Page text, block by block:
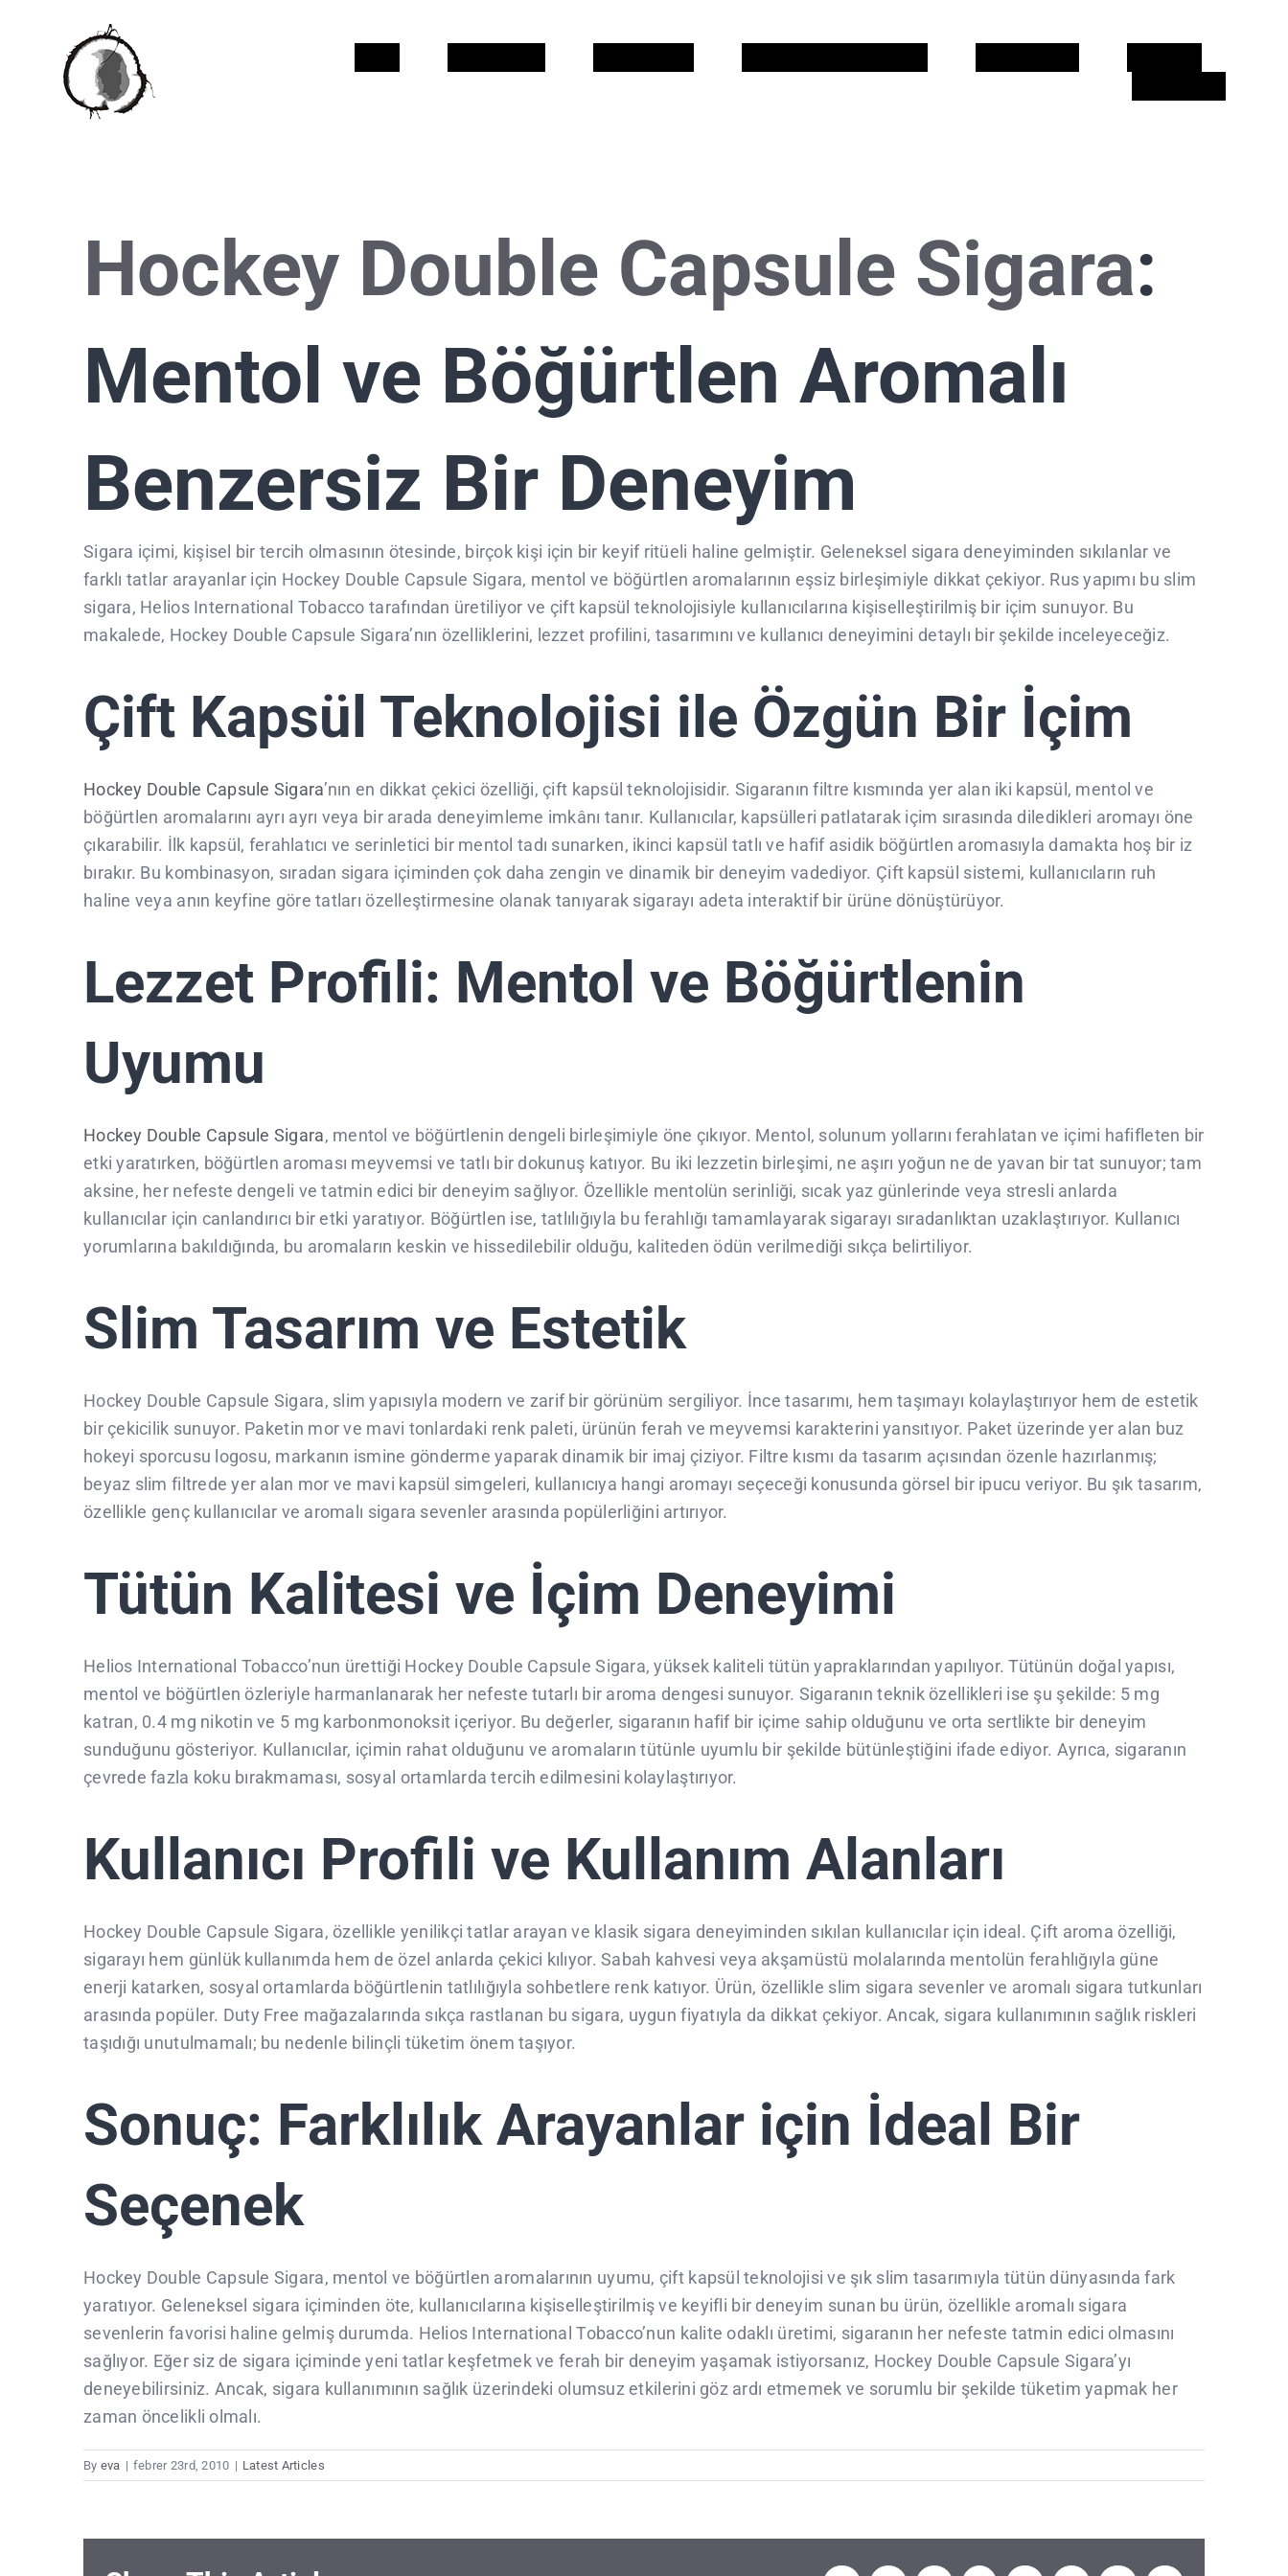
Hockey Double Capsule Sigara:
Mentol ve Böğürtlen Aromalı
Benzersiz Bir Deneyim
Sigara içimi, kişisel bir tercih olmasının ötesinde, birçok kişi için bir keyif ritüeli haline gelmiştir. Geleneksel sigara deneyiminden sıkılanlar ve
farklı tatlar arayanlar için Hockey Double Capsule Sigara, mentol ve böğürtlen aromalarının eşsiz birleşimiyle dikkat çekiyor. Rus yapımı bu slim
sigara, Helios International Tobacco tarafından üretiliyor ve çift kapsül teknolojisiyle kullanıcılarına kişiselleştirilmiş bir içim sunuyor. Bu
makalede, Hockey Double Capsule Sigara’nın özelliklerini, lezzet profilini, tasarımını ve kullanıcı deneyimini detaylı bir şekilde inceleyeceğiz.
Çift Kapsül Teknolojisi ile Özgün Bir İçim
Hockey Double Capsule Sigara’nın en dikkat çekici özelliği, çift kapsül teknolojisidir. Sigaranın filtre kısmında yer alan iki kapsül, mentol ve
böğürtlen aromalarını ayrı ayrı veya bir arada deneyimleme imkânı tanır. Kullanıcılar, kapsülleri patlatarak içim sırasında diledikleri aromayı öne
çıkarabilir. İlk kapsül, ferahlatıcı ve serinletici bir mentol tadı sunarken, ikinci kapsül tatlı ve hafif asidik böğürtlen aromasıyla damakta hoş bir iz
bırakır. Bu kombinasyon, sıradan sigara içiminden çok daha zengin ve dinamik bir deneyim vadediyor. Çift kapsül sistemi, kullanıcıların ruh
haline veya anın keyfine göre tatları özelleştirmesine olanak tanıyarak sigarayı adeta interaktif bir ürüne dönüştürüyor.
Lezzet Profili: Mentol ve Böğürtlenin
Uyumu
Hockey Double Capsule Sigara, mentol ve böğürtlenin dengeli birleşimiyle öne çıkıyor. Mentol, solunum yollarını ferahlatan ve içimi hafifleten bir
etki yaratırken, böğürtlen aroması meyvemsi ve tatlı bir dokunuş katıyor. Bu iki lezzetin birleşimi, ne aşırı yoğun ne de yavan bir tat sunuyor; tam
aksine, her nefeste dengeli ve tatmin edici bir deneyim sağlıyor. Özellikle mentolün serinliği, sıcak yaz günlerinde veya stresli anlarda
kullanıcılar için canlandırıcı bir etki yaratıyor. Böğürtlen ise, tatlılığıyla bu ferahlığı tamamlayarak sigarayı sıradanlıktan uzaklaştırıyor. Kullanıcı
yorumlarına bakıldığında, bu aromaların keskin ve hissedilebilir olduğu, kaliteden ödün verilmediği sıkça belirtiliyor.
Slim Tasarım ve Estetik
Hockey Double Capsule Sigara, slim yapısıyla modern ve zarif bir görünüm sergiliyor. İnce tasarımı, hem taşımayı kolaylaştırıyor hem de estetik
bir çekicilik sunuyor. Paketin mor ve mavi tonlardaki renk paleti, ürünün ferah ve meyvemsi karakterini yansıtıyor. Paket üzerinde yer alan buz
hokeyi sporcusu logosu, markanın ismine gönderme yaparak dinamik bir imaj çiziyor. Filtre kısmı da tasarım açısından özenle hazırlanmış;
beyaz slim filtrede yer alan mor ve mavi kapsül simgeleri, kullanıcıya hangi aromayı seçeceği konusunda görsel bir ipucu veriyor. Bu şık tasarım,
özellikle genç kullanıcılar ve aromalı sigara sevenler arasında popülerliğini artırıyor.
Tütün Kalitesi ve İçim Deneyimi
Helios International Tobacco’nun ürettiği Hockey Double Capsule Sigara, yüksek kaliteli tütün yapraklarından yapılıyor. Tütünün doğal yapısı,
mentol ve böğürtlen özleriyle harmanlanarak her nefeste tutarlı bir aroma dengesi sunuyor. Sigaranın teknik özellikleri ise şu şekilde: 5 mg
katran, 0.4 mg nikotin ve 5 mg karbonmonoksit içeriyor. Bu değerler, sigaranın hafif bir içime sahip olduğunu ve orta sertlikte bir deneyim
sunduğunu gösteriyor. Kullanıcılar, içimin rahat olduğunu ve aromaların tütünle uyumlu bir şekilde bütünleştiğini ifade ediyor. Ayrıca, sigaranın
çevrede fazla koku bırakmaması, sosyal ortamlarda tercih edilmesini kolaylaştırıyor.
Kullanıcı Profili ve Kullanım Alanları
Hockey Double Capsule Sigara, özellikle yenilikçi tatlar arayan ve klasik sigara deneyiminden sıkılan kullanıcılar için ideal. Çift aroma özelliği,
sigarayı hem günlük kullanımda hem de özel anlarda çekici kılıyor. Sabah kahvesi veya akşamüstü molalarında mentolün ferahlığıyla güne
enerji katarken, sosyal ortamlarda böğürtlenin tatlılığıyla sohbetlere renk katıyor. Ürün, özellikle slim sigara sevenler ve aromalı sigara tutkunları
arasında popüler. Duty Free mağazalarında sıkça rastlanan bu sigara, uygun fiyatıyla da dikkat çekiyor. Ancak, sigara kullanımının sağlık riskleri
taşıdığı unutulmamalı; bu nedenle bilinçli tüketim önem taşıyor.
Sonuç: Farklılık Arayanlar için İdeal Bir
Seçenek
Hockey Double Capsule Sigara, mentol ve böğürtlen aromalarının uyumu, çift kapsül teknolojisi ve şık slim tasarımıyla tütün dünyasında fark
yaratıyor. Geleneksel sigara içiminden öte, kullanıcılarına kişiselleştirilmiş ve keyifli bir deneyim sunan bu ürün, özellikle aromalı sigara
sevenlerin favorisi haline gelmiş durumda. Helios International Tobacco’nun kalite odaklı üretimi, sigaranın her nefeste tatmin edici olmasını
sağlıyor. Eğer siz de sigara içiminde yeni tatlar keşfetmek ve ferah bir deneyim yaşamak istiyorsanız, Hockey Double Capsule Sigara’yı
deneyebilirsiniz. Ancak, sigara kullanımının sağlık üzerindeki olumsuz etkilerini göz ardı etmemek ve sorumlu bir şekilde tüketim yapmak her
zaman öncelikli olmalı.
By eva | febrer 23rd, 2010 | Latest Articles